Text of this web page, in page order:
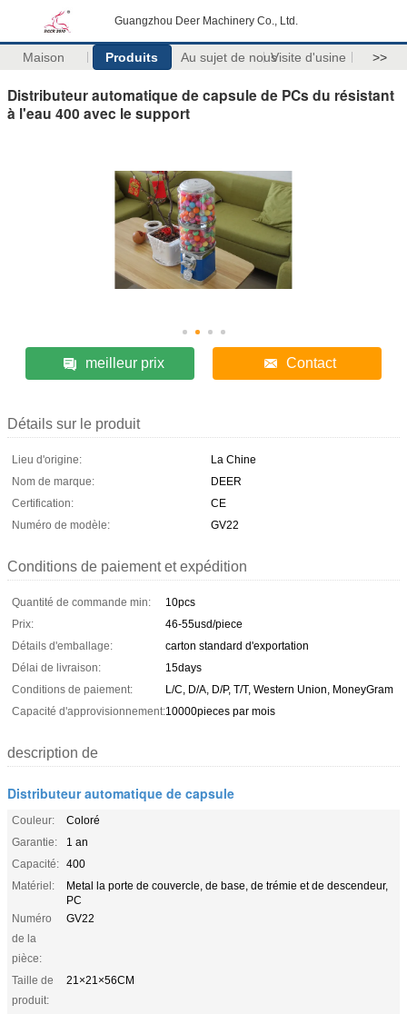
Guangzhou Deer Machinery Co., Ltd.
Maison Produits Au sujet de nousVisite d'usine >>
Distributeur automatique de capsule de PCs du résistant
à l'eau 400 avec le support
meilleur prix Contact
Détails sur le produit
Lieu d'origine:
La Chine
Nom de marque:
DEER
Certification:
CE
Numéro de modèle:
GV22
Conditions de paiement et expédition
Quantité de commande min:
10pcs
Prix:
46-55usd/piece
Détails d'emballage:
carton standard d'exportation
Délai de livraison:
15days
Conditions de paiement:
L/C, D/A, D/P, T/T, Western Union, MoneyGram
Capacité d'approvisionnement:10000pieces par mois
description de
Distributeur automatique de capsule
Couleur:
Coloré
Garantie:
1 an
Capacité: 400
Matériel:
Metal la porte de couvercle, de base, de trémie et de descendeur,
PC
Numéro
de la
pièce:
GV22
Taille de
produit:
21×21×56CM